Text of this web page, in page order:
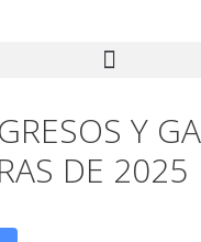
Y
DE 2025